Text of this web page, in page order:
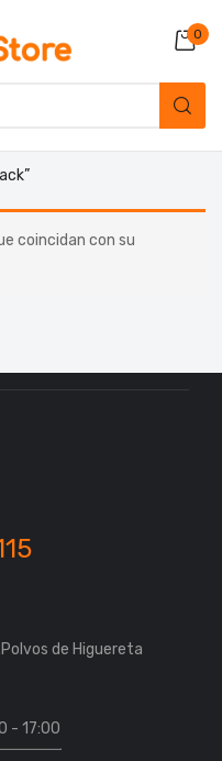
0
coincidan con su
de Higuereta
- 17:00